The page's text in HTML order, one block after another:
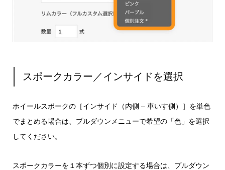
スポークカラー／インサイドを選択
ホイールスポークの［インサイド（内側 – 車いす側）］を単色
でまとめる場合は、プルダウンメニューで希望の「色」を選択
してください。
スポークカラーを１本ずつ個別に設定する場合は、プルダウン